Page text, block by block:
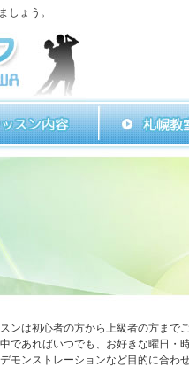
しょう。
ンは初心者の方から上級者の方まで
であればいつでも、お好きな曜日・
モンストレーションなど目的に合わ